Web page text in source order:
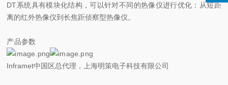
DT系统具有模块化结构，可以针对不同的热像仪进行优化：从短距
离的红外热像仪到长焦距侦察型热像仪。
产品参数
Inframet中国区总代理，上海明策电子科技有限公司